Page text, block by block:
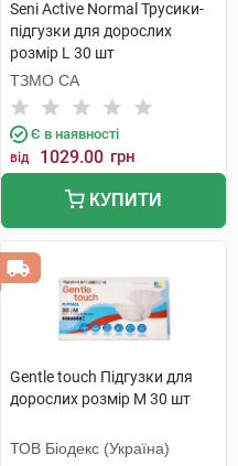
Seni Active Normal Трусики-
підгузки для дорослих
розмір L 30 шт
ТЗМО СА
Є в наявності
від 1029.00 грн
КУПИТИ
Gentle touch Підгузки для
дорослих розмір М 30 шт
ТОВ Біодекс (Україна)